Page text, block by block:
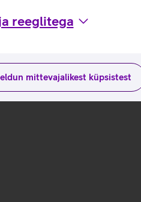
reeglitega
mittevajalikest küpsistest